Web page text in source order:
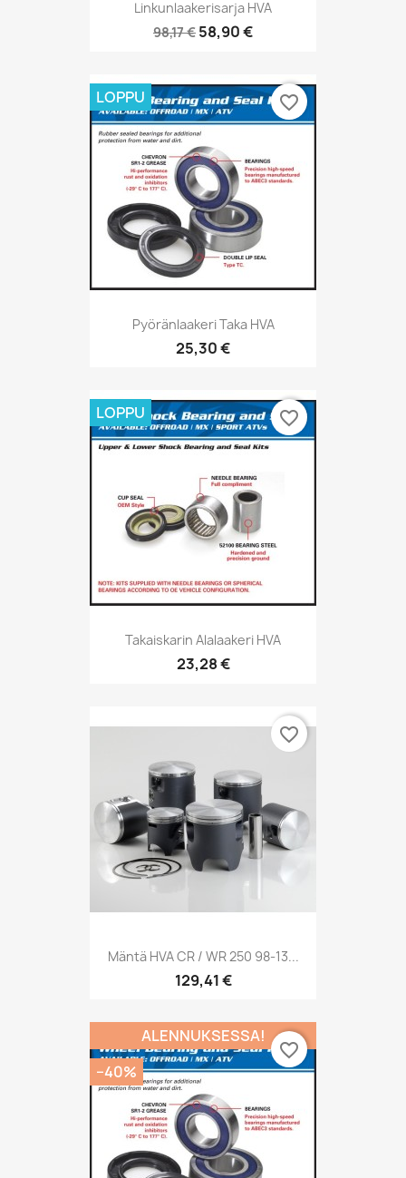
Linkunlaakerisarja HVA
98,17 € 58,90 €
Pyöränlaakeri Taka HVA
25,30 €
LOPPU favorite_border
Takaiskarin Alalaakeri HVA
23,28 €
LOPPU favorite_border
Mäntä HVA CR / WR 250 98-13...
129,41 €
favorite_border
ALENNUKSESSA!
−40%
favorite_border